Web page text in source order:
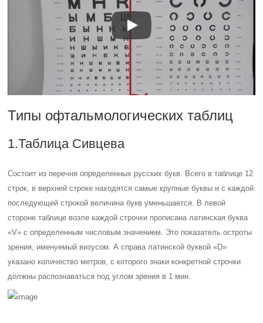
Типы офтальмологических таблиц
1.Таблица Сивцева
Состоит из перечня определенных русских букв. Всего в таблице 12
строк, в верхней строке находятся самые крупные буквы и с каждой
последующей строкой величина букв уменьшается. В левой
стороне таблице возле каждой строчки прописана латинская буква
«V» с определенным числовым значением. Это показатель остроты
зрения, именуемый визусом. А справа латинской буквой «D»
указано количество метров, с которого знаки конкретной строчки
должны распознаваться под углом зрения в 1 мин.